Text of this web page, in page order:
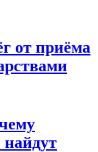
от приёма